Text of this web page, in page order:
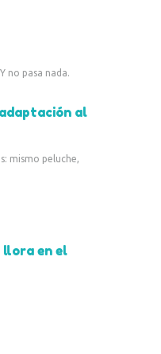
no pasa nada.
al
mismo peluche,
llora en el